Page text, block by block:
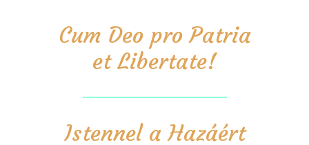
Cum Deo pro Patria
et Libertate!
Istennel a Hazáért